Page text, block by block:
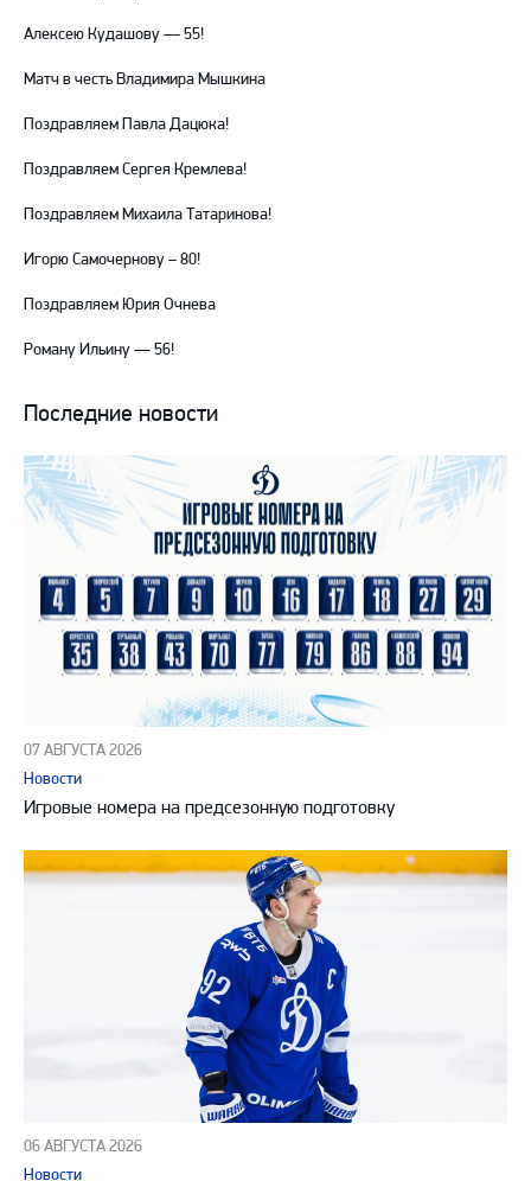
Алексею Кудашову — 55!
Матч в честь Владимира Мышкина
Поздравляем Павла Дацюка!
Поздравляем Сергея Кремлева!
Поздравляем Михаила Татаринова!
Игорю Самочернову – 80!
Поздравляем Юрия Очнева
Роману Ильину — 56!
Последние новости
07 АВГУСТА 2026
Новости
Игровые номера на предсезонную подготовку
06 АВГУСТА 2026
Новости